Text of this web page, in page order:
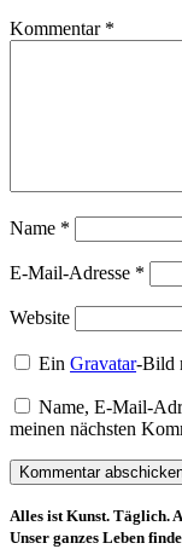
Kommentar *
Name *
E-Mail-Adresse *
Website
EinGravatar-Bild
Name, E-Mail-
meinen nächsten
Alles ist Kunst. Täglich.
Unser ganzes Leben